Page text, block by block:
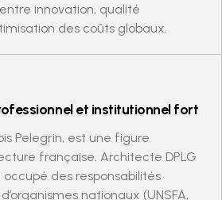
innovation, qualité
des coûts globaux.
et institutionnel fort
Pelegrin, est une figure
française. Architecte DPLG
occupé des responsabilités
nationaux (UNSFA,